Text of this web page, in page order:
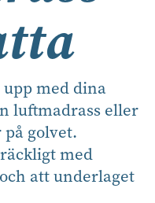
med dina
luftmadrass eller
golvet.
med
att underlaget